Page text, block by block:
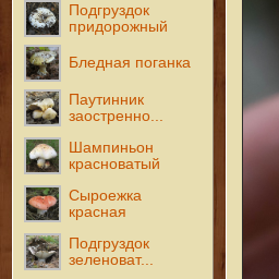
Подгруздок
придорожный
Бледная поганка
Паутинник
заостренно...
Шампиньон
красноватый
Сыроежка
красная
Подгруздок
зеленоват...